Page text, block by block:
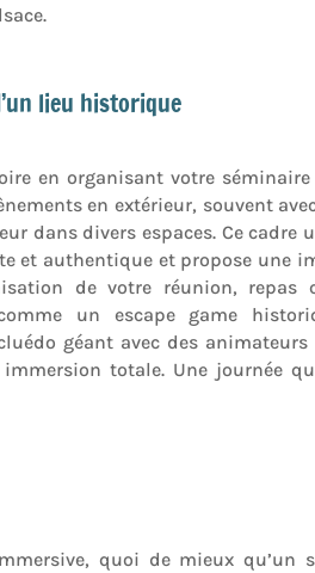
lieu historique
en organisant votre
en extérieur, souvent
dans divers espaces. Ce cadre
et authentique et propose une
de votre réunion, repas
un escape game
géant avec des animateurs
totale. Une journée
quoi de mieux qu’un